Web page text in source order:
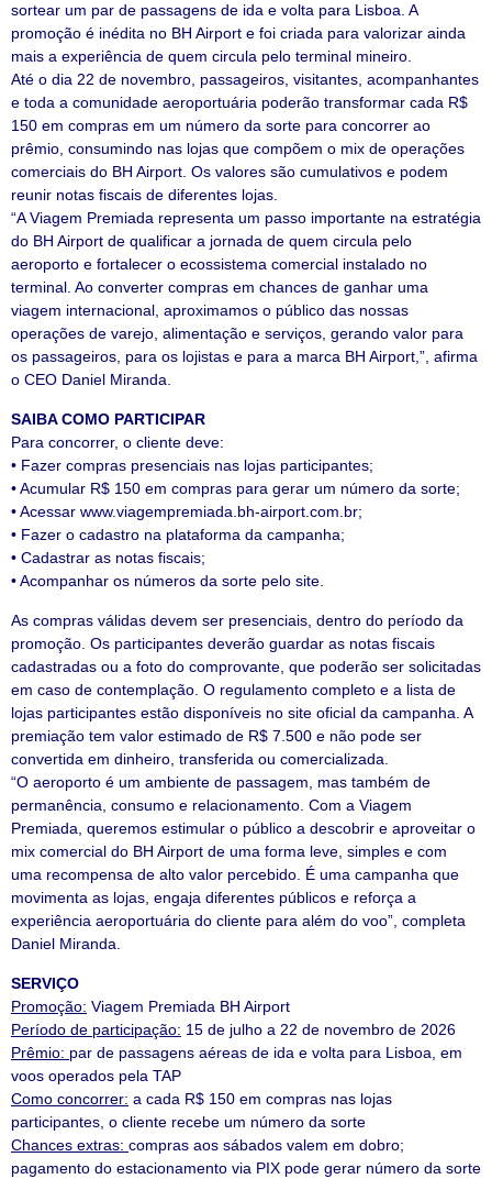
sortear um par de passagens de ida e volta para Lisboa. A
promoção é inédita no BH Airport e foi criada para valorizar ainda
mais a experiência de quem circula pelo terminal mineiro.
Até o dia 22 de novembro, passageiros, visitantes, acompanhantes
e toda a comunidade aeroportuária poderão transformar cada R$
150 em compras em um número da sorte para concorrer ao
prêmio, consumindo nas lojas que compõem o mix de operações
comerciais do BH Airport. Os valores são cumulativos e podem
reunir notas fiscais de diferentes lojas.
“A Viagem Premiada representa um passo importante na estratégia
do BH Airport de qualificar a jornada de quem circula pelo
aeroporto e fortalecer o ecossistema comercial instalado no
terminal. Ao converter compras em chances de ganhar uma
viagem internacional, aproximamos o público das nossas
operações de varejo, alimentação e serviços, gerando valor para
os passageiros, para os lojistas e para a marca BH Airport,”, afirma
o CEO Daniel Miranda.
SAIBA COMO PARTICIPAR
Para concorrer, o cliente deve:
• Fazer compras presenciais nas lojas participantes;
• Acumular R$ 150 em compras para gerar um número da sorte;
• Acessar www.viagempremiada.bh-airport.com.br;
• Fazer o cadastro na plataforma da campanha;
• Cadastrar as notas fiscais;
• Acompanhar os números da sorte pelo site.
As compras válidas devem ser presenciais, dentro do período da
promoção. Os participantes deverão guardar as notas fiscais
cadastradas ou a foto do comprovante, que poderão ser solicitadas
em caso de contemplação. O regulamento completo e a lista de
lojas participantes estão disponíveis no site oficial da campanha. A
premiação tem valor estimado de R$ 7.500 e não pode ser
convertida em dinheiro, transferida ou comercializada.
“O aeroporto é um ambiente de passagem, mas também de
permanência, consumo e relacionamento. Com a Viagem
Premiada, queremos estimular o público a descobrir e aproveitar o
mix comercial do BH Airport de uma forma leve, simples e com
uma recompensa de alto valor percebido. É uma campanha que
movimenta as lojas, engaja diferentes públicos e reforça a
experiência aeroportuária do cliente para além do voo”, completa
Daniel Miranda.
SERVIÇO
Promoção: Viagem Premiada BH Airport
Período de participação: 15 de julho a 22 de novembro de 2026
Prêmio: par de passagens aéreas de ida e volta para Lisboa, em
voos operados pela TAP
Como concorrer: a cada R$ 150 em compras nas lojas
participantes, o cliente recebe um número da sorte
Chances extras: compras aos sábados valem em dobro;
pagamento do estacionamento via PIX pode gerar número da sorte